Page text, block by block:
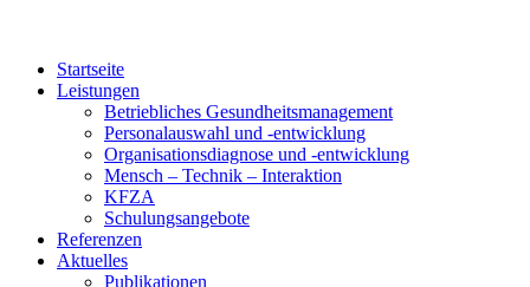
Startseite
Leistungen
Betriebliches Gesundheitsmanagement
Personalauswahl und -entwicklung
Organisationsdiagnose und -entwicklung
Mensch – Technik – Interaktion
KFZA
Schulungsangebote
Referenzen
Aktuelles
Publikationen